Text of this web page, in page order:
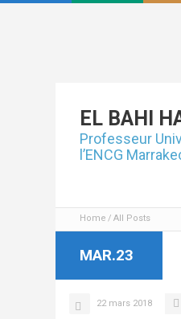
EL BAHI
Professeur
l’ENCG
Home All Posts
MAR.23
22 mars 2018